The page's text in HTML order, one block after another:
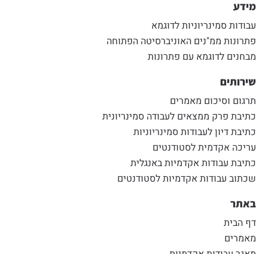
מידע
עבודות סמינריוניות לדוגמא
פתרונות ממ"נים האוניברסיטה הפתוחה
מבחנים לדוגמא עם פתרונות
שירותים
תרגום וסיכום מאמרים
כתיבת פרק ממצאים לעבודה סמינריונית
כתיבת דיון לעבודות סמינריוניות
עריכה אקדמית לסטודנטים
כתיבת עבודות אקדמיות באנגלית
שכתוב עבודות אקדמיות לסטודנטים
באתר
דף הבית
מאמרים